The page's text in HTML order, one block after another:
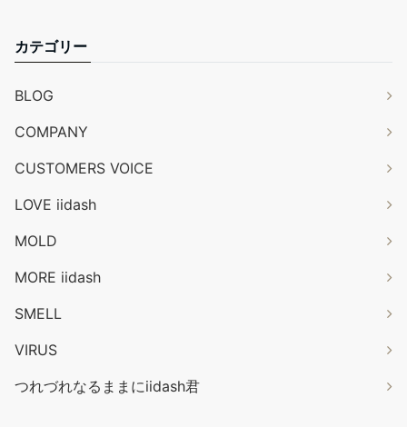
カテゴリー
BLOG
COMPANY
CUSTOMERS VOICE
LOVE iidash
MOLD
MORE iidash
SMELL
VIRUS
つれづれなるままにiidash君